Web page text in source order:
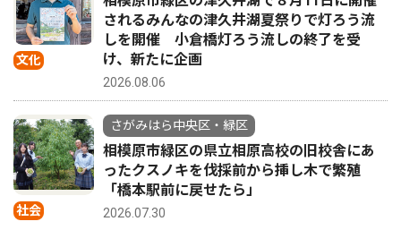
文化
されるみんなの津久井湖夏祭りで灯ろう流
しを開催 小倉橋灯ろう流しの終了を受
け、新たに企画
2026.08.06
社会
さがみはら中央区・緑区
相模原市緑区の県立相原高校の旧校舎にあ
ったクスノキを伐採前から挿し木で繁殖
「橋本駅前に戻せたら」
2026.07.30